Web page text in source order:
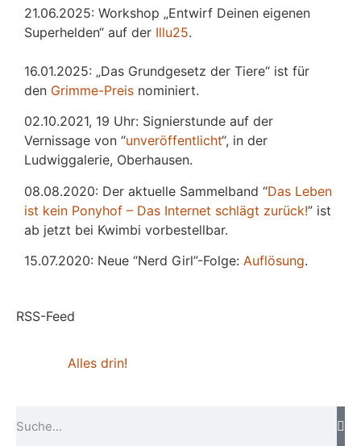
21.06.2025: Workshop „Entwirf Deinen eigenen
Superhelden“ auf der Illu25.
16.01.2025: „Das Grundgesetz der Tiere“ ist für
den Grimme-Preis nominiert.
02.10.2021, 19 Uhr: Signierstunde auf der
Vernissage von “unveröffentlicht“, in der
Ludwiggalerie, Oberhausen.
08.08.2020: Der aktuelle Sammelband “Das Leben
ist kein Ponyhof – Das Internet schlägt zurück!” ist
ab jetzt bei Kwimbi vorbestellbar.
15.07.2020: Neue “Nerd Girl”-Folge: Auflösung.
RSS-Feed
Alles drin!